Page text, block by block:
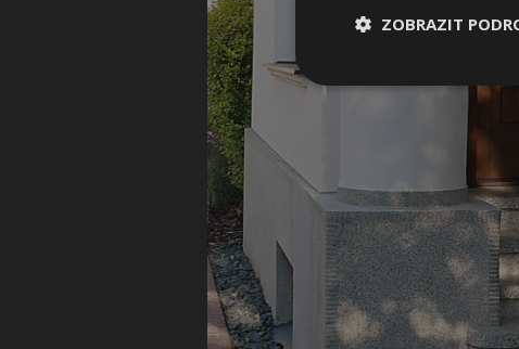
ZOBRAZIT
Nezbytně nutné
Nezbytně nutné
Nezbytně nutné soubory
Webové stránky nelze